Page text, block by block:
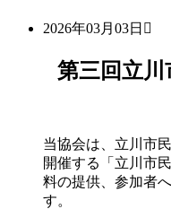
2026年03月03日
第三回立
当協会は、立川市
開催する「立川市
料の提供、参加者
す。